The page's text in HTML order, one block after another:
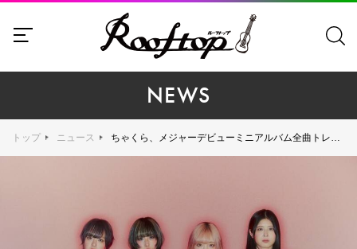
NEWS
トップ ニュース ちゃくら、メジャーデビューミニアルバム全曲トレーラー公開。リード曲「夏をかける少女」先行配信